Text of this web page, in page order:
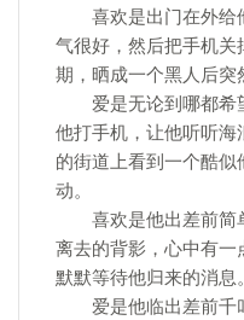
喜欢是出门在外给
气很好，然后把手机关
期，晒成一个黑人后突
爱是无论到哪都希
他打手机，让他听听海
的街道上看到一个酷
动。
喜欢是他出差前简单
离去的背影，心中有一
默默等待他归来的消息。
爱是他临出差前千